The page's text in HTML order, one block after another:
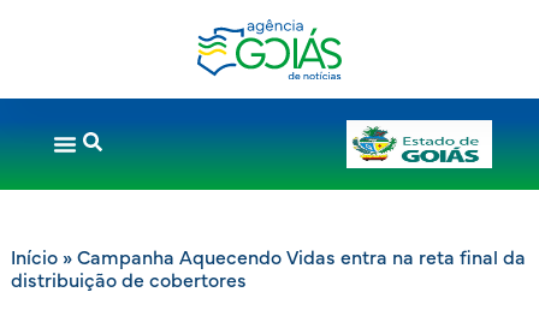
Início» Campanha Aquecendo Vidas entra na reta final da
distribuição de cobertores